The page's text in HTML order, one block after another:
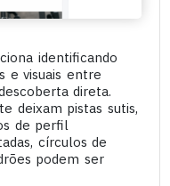
identificando
e visuais entre
direta.
deixam pistas sutis,
de perfil
círculos de
podem ser